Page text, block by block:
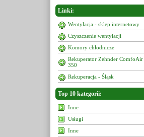
Linki:
Wentylacja - sklep internetowy
Czyszczenie wentylacji
Komory chłodnicze
Rekuperator Zehnder ComfoAir
350
Rekuperacja - Śląsk
Top 10 kategorii:
Inne
Usługi
Inne